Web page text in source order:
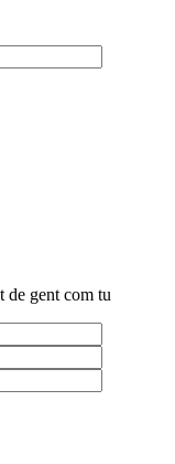
de gent com tu